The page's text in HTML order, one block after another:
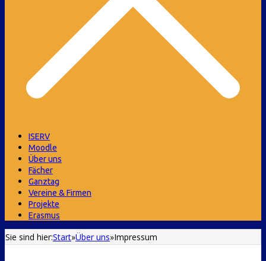
ISERV
Moodle
Über uns
Fächer
Ganztag
Vereine & Firmen
Projekte
Erasmus
Sie sind hier:Start»Über uns»Impressum